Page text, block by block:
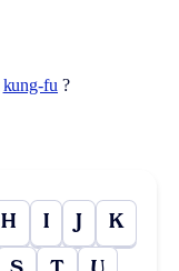
kung-fu ?
H I J K